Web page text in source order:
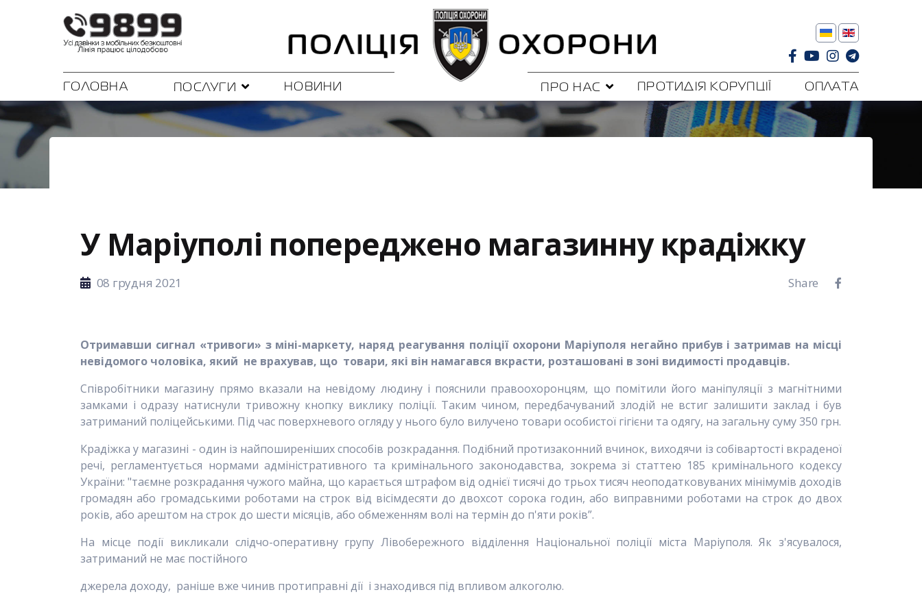
ГОЛОВНА ПОСЛУГИ НОВИНИ ПРО НАС ПРОТИДІЯ КОРУПЦІЇ ОПЛАТА
У Маріуполі попереджено магазинну крадіжку
08 грудня 2021 Share
Отримавши сигнал «тривоги» з міні-маркету, наряд реагування поліції охорони Маріуполя негайно прибув і затримав на місці
невідомого чоловіка, який не врахував, що товари, які він намагався вкрасти, розташовані в зоні видимості продавців.
Співробітники магазину прямо вказали на невідому людину і пояснили правоохоронцям, що помітили його маніпуляції з магнітними
замками і одразу натиснули тривожну кнопку виклику поліції. Таким чином, передбачуваний злодій не встиг залишити заклад і був
затриманий поліцейськими. Під час поверхневого огляду у нього було вилучено товари особистої гігієни та одягу, на загальну суму 350 грн.
Крадіжка у магазині - один із найпоширеніших способів розкрадання. Подібний протизаконний вчинок, виходячи із собівартості вкраденої
речі, регламентується нормами адміністративного та кримінального законодавства, зокрема зі статтею 185 кримінального кодексу
України: "таємне розкрадання чужого майна, що карається штрафом від однієї тисячі до трьох тисяч неоподатковуваних мінімумів доходів
громадян або громадськими роботами на строк від вісімдесяти до двохсот сорока годин, або виправними роботами на строк до двох
років, або арештом на строк до шести місяців, або обмеженням волі на термін до п'яти років”.
На місце події викликали слідчо-оперативну групу Лівобережного відділення Національної поліції міста Маріуполя. Як з'ясувалося,
затриманий не має постійного
джерела доходу, раніше вже чинив протиправні дії і знаходився під впливом алкоголю.